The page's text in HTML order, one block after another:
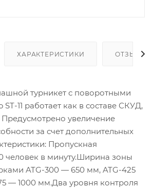
ХАРАКТЕРИСТИКИ ОТЗЫВЫ
турникет с поворотными
ST-11 работает как в составе СКУД,
увеличение
за счет дополнительных
Пропускная
человек в минуту.Ширина зоны
ATG-300 — 650 мм, ATG-425
— 1000 мм.Два уровня контроля